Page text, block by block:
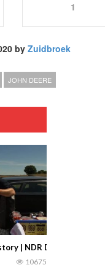
1
by Zuidbroek
JOHN DEERE
| NDR Doku
10675